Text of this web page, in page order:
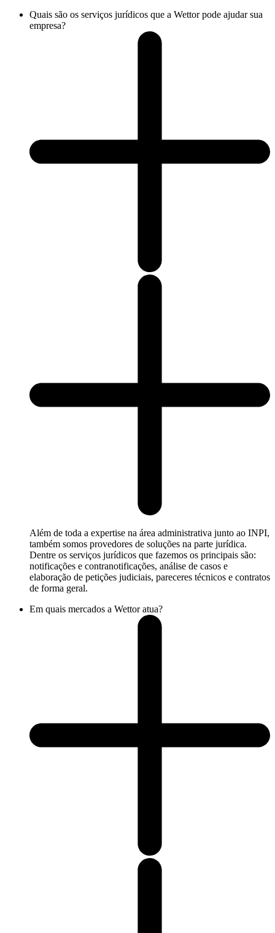
Quais são os serviços jurídicos que a Wettor pode ajudar sua
empresa?
Além de toda a expertise na área administrativa junto ao INPI,
também somos provedores de soluções na parte jurídica.
Dentre os serviços jurídicos que fazemos os principais são:
notificações e contranotificações, análise de casos e
elaboração de petições judiciais, pareceres técnicos e contratos
de forma geral.
Em quais mercados a Wettor atua?